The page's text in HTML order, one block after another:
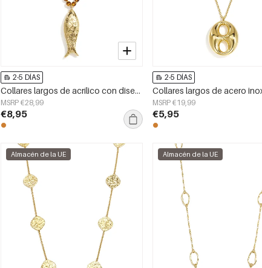
2-5 DÍAS
Collares largos de acrílico con diseño de peces, sencillos, de la serie Daily Simple, joyería para mujer.
MSRP €28,99
€8,95
2-5 DÍAS
MSRP €19,99
€5,95
Almacén de la UE Almacén de la UE